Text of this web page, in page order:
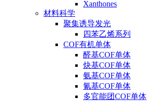
Xanthones
材料科学
聚集诱导发光
四苯乙烯系列
COF有机单体
醛基COF单体
炔基COF单体
氨基COF单体
氰基COF单体
多官能团COF单体